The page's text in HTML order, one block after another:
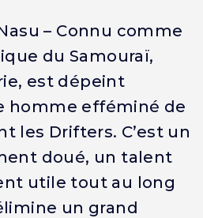
– Connu comme
du Samouraï,
est dépeint
homme efféminé de
les Drifters. C’est un
doué, un talent
utile tout au long
un grand